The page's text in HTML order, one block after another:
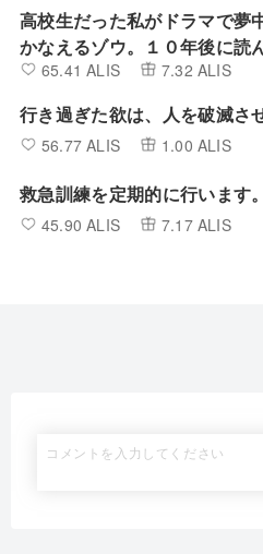
高校生だった私がドラマで夢
かなえるゾウ。１０年後に読
は 65.41 ALIS 7.32 ALIS
行き過ぎた欲は、人を破滅さ
56.77 ALIS 1.00 ALIS
救急訓練を定期的に行います。
45.90 ALIS 7.17 ALIS